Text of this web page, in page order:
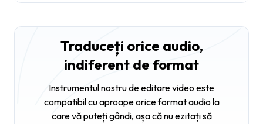
Traduceți orice audio,
indiferent de format
Instrumentul nostru de editare video este
compatibil cu aproape orice format audio la
care vă puteți gândi, așa că nu ezitați să